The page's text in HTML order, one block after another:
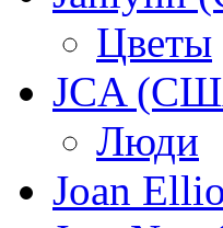
Цветы
JCA
Люди
Joan